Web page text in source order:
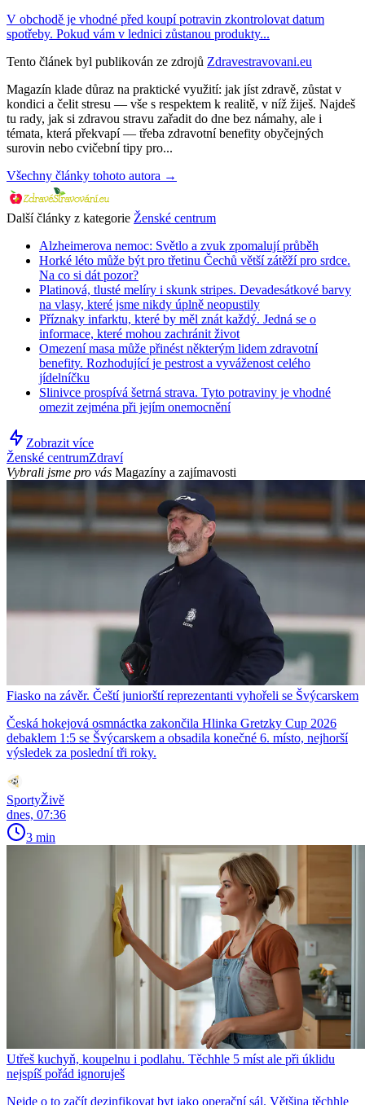
V obchodě je vhodné před koupí potravin zkontrolovat datum
spotřeby. Pokud vám v lednici zůstanou produkty...
Tento článek byl publikován ze zdrojů Zdravestravovani.eu
Magazín klade důraz na praktické využití: jak jíst zdravě, zůstat v
kondici a čelit stresu — vše s respektem k realitě, v níž žiješ. Najdeš
tu rady, jak si zdravou stravu zařadit do dne bez námahy, ale i
témata, která překvapí — třeba zdravotní benefity obyčejných
surovin nebo cvičební tipy pro...
Všechny články tohoto autora →
Další články z kategorie Ženské centrum
Alzheimerova nemoc: Světlo a zvuk zpomalují průběh
Horké léto může být pro třetinu Čechů větší zátěží pro srdce.
Na co si dát pozor?
Platinová, tlusté melíry i skunk stripes. Devadesátkové barvy
na vlasy, které jsme nikdy úplně neopustily
Příznaky infarktu, které by měl znát každý. Jedná se o
informace, které mohou zachránit život
Omezení masa může přinést některým lidem zdravotní
benefity. Rozhodující je pestrost a vyváženost celého
jídelníčku
Slinivce prospívá šetrná strava. Tyto potraviny je vhodné
omezit zejména při jejím onemocnění
Zobrazit více
Ženské centrumZdraví
Vybrali jsme pro vás Magazíny a zajímavosti
Fiasko na závěr. Čeští juniorští reprezentanti vyhořeli se Švýcarskem
Česká hokejová osmnáctka zakončila Hlinka Gretzky Cup 2026
debaklem 1:5 se Švýcarskem a obsadila konečné 6. místo, nejhorší
výsledek za poslední tři roky.
SportyŽivě
dnes, 07:36
3 min
Utřeš kuchyň, koupelnu i podlahu. Těchhle 5 míst ale při úklidu
nejspíš pořád ignoruješ
Nejde o to začít dezinfikovat byt jako operační sál. Většina těchhle